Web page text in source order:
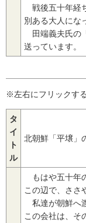
戦後五十年経
別ある大人にな
田端義夫氏の
送っています。
※左右にフリックす
タ
イ
ト
ル
北朝鮮「平壌」
もはや五十年
この辺で、ささ
私達が朝鮮へ
この会社は、そ